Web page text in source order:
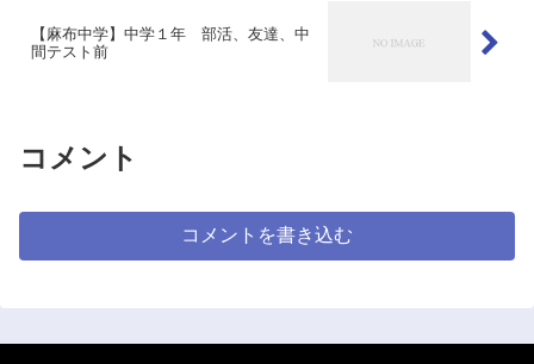
【麻布中学】中学１年 部活、友達、中
間テスト前
コメント
コメントを書き込む